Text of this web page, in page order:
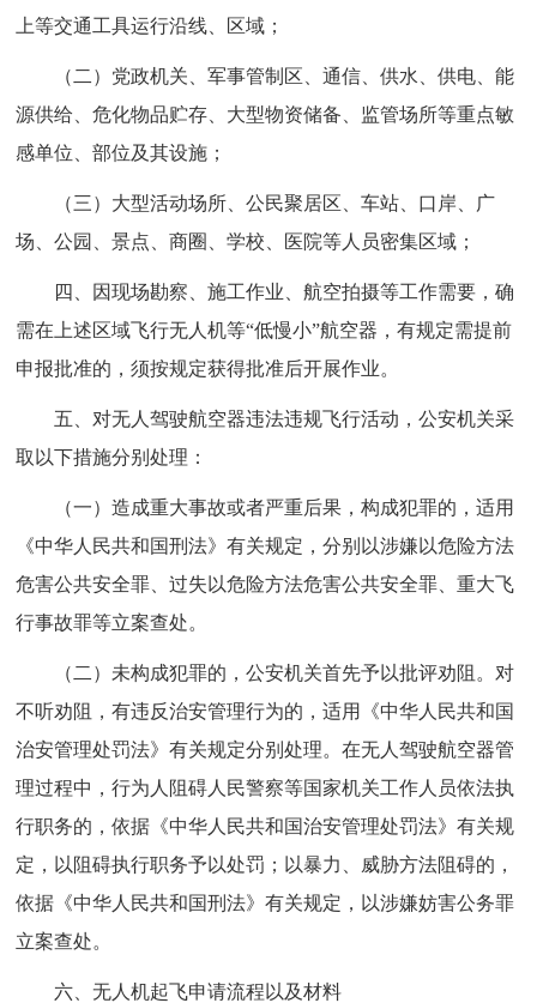
上等交通工具运行沿线、区域；
（二）党政机关、军事管制区、通信、供水、供电、能
源供给、危化物品贮存、大型物资储备、监管场所等重点敏
感单位、部位及其设施；
（三）大型活动场所、公民聚居区、车站、口岸、广
场、公园、景点、商圈、学校、医院等人员密集区域；
四、因现场勘察、施工作业、航空拍摄等工作需要，确
需在上述区域飞行无人机等“低慢小”航空器，有规定需提前
申报批准的，须按规定获得批准后开展作业。
五、对无人驾驶航空器违法违规飞行活动，公安机关采
取以下措施分别处理：
（一）造成重大事故或者严重后果，构成犯罪的，适用
《中华人民共和国刑法》有关规定，分别以涉嫌以危险方法
危害公共安全罪、过失以危险方法危害公共安全罪、重大飞
行事故罪等立案查处。
（二）未构成犯罪的，公安机关首先予以批评劝阻。对
不听劝阻，有违反治安管理行为的，适用《中华人民共和国
治安管理处罚法》有关规定分别处理。在无人驾驶航空器管
理过程中，行为人阻碍人民警察等国家机关工作人员依法执
行职务的，依据《中华人民共和国治安管理处罚法》有关规
定，以阻碍执行职务予以处罚；以暴力、威胁方法阻碍的，
依据《中华人民共和国刑法》有关规定，以涉嫌妨害公务罪
立案查处。
六、无人机起飞申请流程以及材料